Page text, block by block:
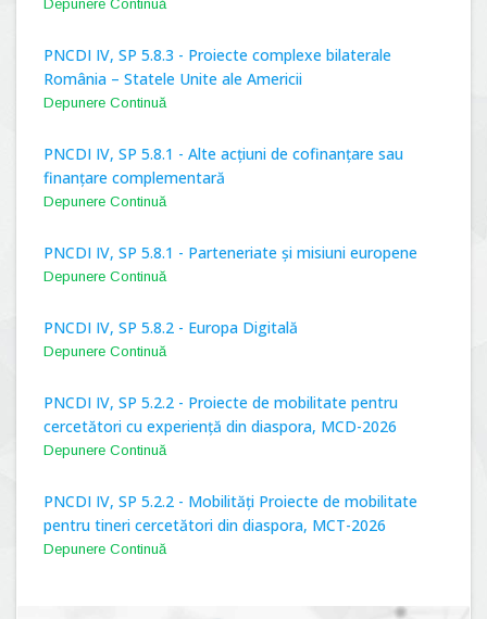
Depunere Continuă
PNCDI IV, SP 5.8.3 - Proiecte complexe bilaterale
România – Statele Unite ale Americii
Depunere Continuă
PNCDI IV, SP 5.8.1 - Alte acțiuni de cofinanțare sau
finanțare complementară
Depunere Continuă
PNCDI IV, SP 5.8.1 - Parteneriate și misiuni europene
Depunere Continuă
PNCDI IV, SP 5.8.2 - Europa Digitală
Depunere Continuă
PNCDI IV, SP 5.2.2 - Proiecte de mobilitate pentru
cercetători cu experiență din diaspora, MCD-2026
Depunere Continuă
PNCDI IV, SP 5.2.2 - Mobilități Proiecte de mobilitate
pentru tineri cercetători din diaspora, MCT-2026
Depunere Continuă